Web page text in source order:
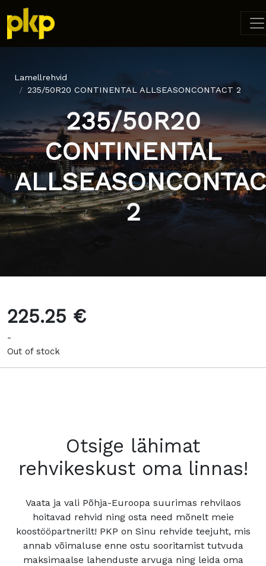
Lamellrehvid
235/50R20 CONTINENTAL ALLSEASONCONTACT 2
235/50R20
CONTINENTAL
2
225.25 €
-
Out of stock
Otsige lähimat
rehvikeskust oma linnas!
Vaata ja vali Põhja-Euroopa suurimas rehvilaos
hoitavad rehvid ning osta need mõnelt meie
koostööpartnerilt! PKP on Sinu rehvide teejuht, mis
annab võimaluse enne ostu sooritamist tutvuda
maksimaalse lahenduste arvuga ning leida oma